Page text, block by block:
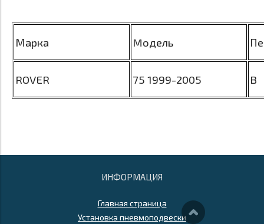
Марка Mодель
ROVER 75 1999-2005 B
ИНФОРМАЦИЯ
Главная страница
Установка пневмоподвески